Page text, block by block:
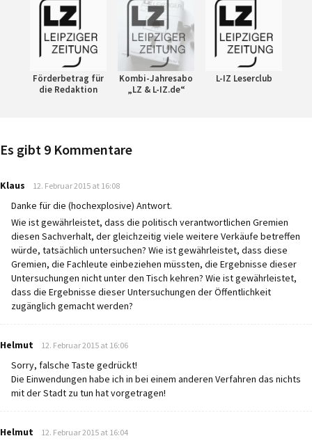
Förderbetrag für
die Redaktion
Kombi-Jahresabo
„LZ & L-IZ.de“
L-IZ Leserclub
Es gibt 9 Kommentare
Klaus says:
12. Februar 2015 at 16:08
Danke für die (hochexplosive) Antwort.
Wie ist gewährleistet, dass die politisch verantwortlichen Gremien
diesen Sachverhalt, der gleichzeitig viele weitere Verkäufe betreffen
würde, tatsächlich untersuchen? Wie ist gewährleistet, dass diese
Gremien, die Fachleute einbeziehen müssten, die Ergebnisse dieser
Untersuchungen nicht unter den Tisch kehren? Wie ist gewährleistet,
dass die Ergebnisse dieser Untersuchungen der Öffentlichkeit
zugänglich gemacht werden?
Helmut says:
12. Februar 2015 at 16:06
Sorry, falsche Taste gedrückt!
Die Einwendungen habe ich in bei einem anderen Verfahren das nichts
mit der Stadt zu tun hat vorgetragen!
Helmut says:
12. Februar 2015 at 16:04